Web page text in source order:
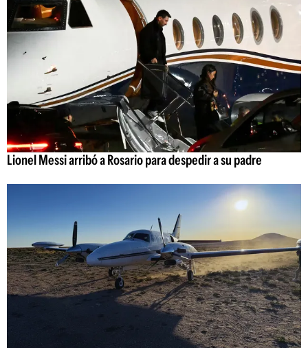
Lionel Messi arribó a Rosario para despedir a su padre